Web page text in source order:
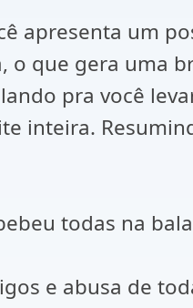
apresenta um
que gera uma
pra você
inteira.
todas na
e abusa de